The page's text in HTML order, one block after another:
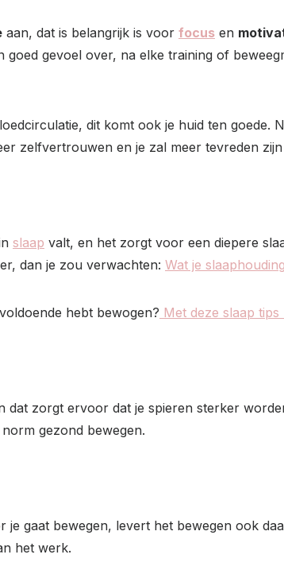
aan, dat is belangrijk is voor focus en
gevoel over, na elke training of
dit komt ook je huid ten goede.
zelfvertrouwen en je zal meer tevreden zijn
slaap valt, en het zorgt voor een diepere
dan je zou verwachten: Wat je
hebt bewogen? Met deze slaap
dat zorgt ervoor dat je spieren sterker
gezond bewegen.
je gaat bewegen, levert het bewegen ook
het werk.